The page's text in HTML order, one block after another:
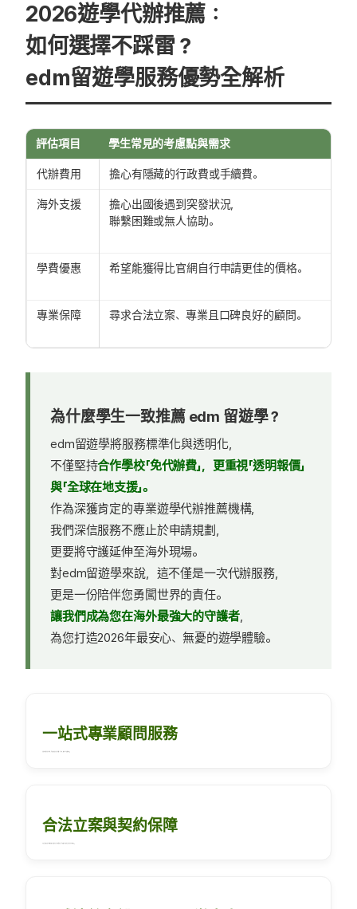
2026遊學代辦推薦：
如何選擇不踩雷？
edm留遊學服務優勢全解析
評估項目 學生常見的考慮點與需求
代辦費用 擔心有隱藏的行政費或手續費。
海外支援
擔心出國後遇到突發狀況，
聯繫困難或無人協助。
學費優惠 希望能獲得比官網自行申請更佳的價格。
專業保障 尋求合法立案、專業且口碑良好的顧問。
為什麼學生一致推薦 edm 留遊學？
edm留遊學將服務標準化與透明化，
不僅堅持合作學校「免代辦費」，更重視「透明報價」
與「全球在地支援」。
作為深獲肯定的專業遊學代辦推薦機構，
我們深信服務不應止於申請規劃，
更要將守護延伸至海外現場。
對edm留遊學來說，這不僅是一次代辦服務，
更是一份陪伴您勇闖世界的責任。
讓我們成為您在海外最強大的守護者，
為您打造2026年最安心、無憂的遊學體驗。
一站式專業顧問服務
合法立案與契約保障